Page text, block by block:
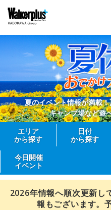
夏のイベント情報が満載
キャンプ場など遊
エリア
から探す
日付
から探す
今日開催
イベント
2026年情報へ順次更新し
報もございます。